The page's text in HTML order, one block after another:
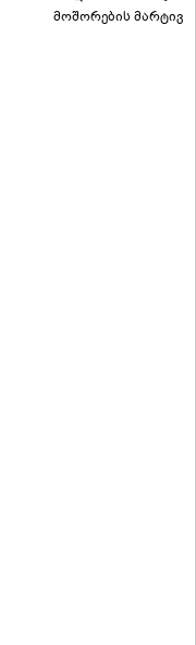
მოშორების